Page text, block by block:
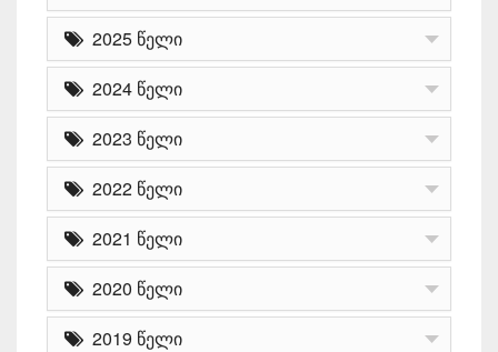
2025 წელი
2024 წელი
2023 წელი
2022 წელი
2021 წელი
2020 წელი
2019 წელი